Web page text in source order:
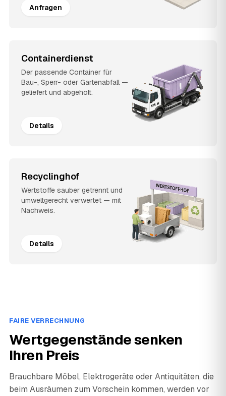
Anfragen
Containerdienst
Der passende Container für
Bau-, Sperr- oder Gartenabfall —
geliefert und abgeholt.
Details
Recyclinghof
Wertstoffe sauber getrennt und
umweltgerecht verwertet — mit
Nachweis.
Details
FAIRE VERRECHNUNG
Wertgegenstände senken
Ihren Preis
Brauchbare Möbel, Elektrogeräte oder Antiquitäten, die
beim Ausräumen zum Vorschein kommen, werden vor